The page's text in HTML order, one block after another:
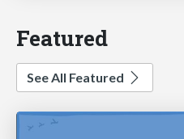
Featured
See All Featured